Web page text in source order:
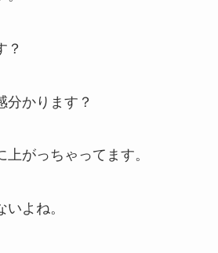
？
分かります？
がっちゃってます。
よね。